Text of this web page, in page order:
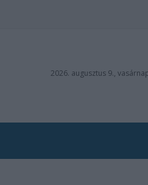
2026. augusztus 9.,